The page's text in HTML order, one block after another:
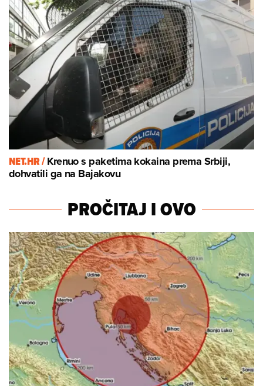
NET.HR /Krenuo s paketima kokaina prema Srbiji,
dohvatili ga na Bajakovu
PROČITAJ I OVO